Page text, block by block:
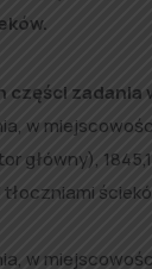
części zadania
w
główny),
w